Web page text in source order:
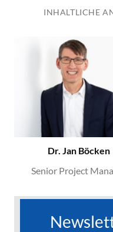
INHALTLICHE
Dr. Jan Böcken
Senior Project